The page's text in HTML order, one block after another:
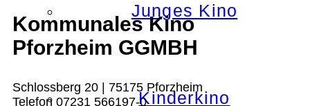
Junges Kino
Kinderkino
Kommunales Kino
Pforzheim GGMBH
Schlossberg 20 | 75175 Pforzheim
Telefon 07231 566197-0